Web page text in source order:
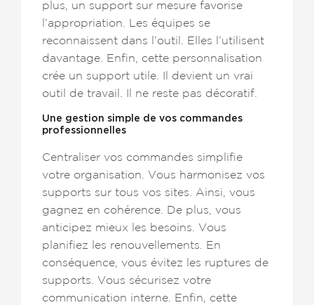
plus, un support sur mesure favorise
l’appropriation. Les équipes se
reconnaissent dans l’outil. Elles l’utilisent
davantage. Enfin, cette personnalisation
crée un support utile. Il devient un vrai
outil de travail. Il ne reste pas décoratif.
Une gestion simple de vos commandes
professionnelles
Centraliser vos commandes simplifie
votre organisation. Vous harmonisez vos
supports sur tous vos sites. Ainsi, vous
gagnez en cohérence. De plus, vous
anticipez mieux les besoins. Vous
planifiez les renouvellements. En
conséquence, vous évitez les ruptures de
supports. Vous sécurisez votre
communication interne. Enfin, cette